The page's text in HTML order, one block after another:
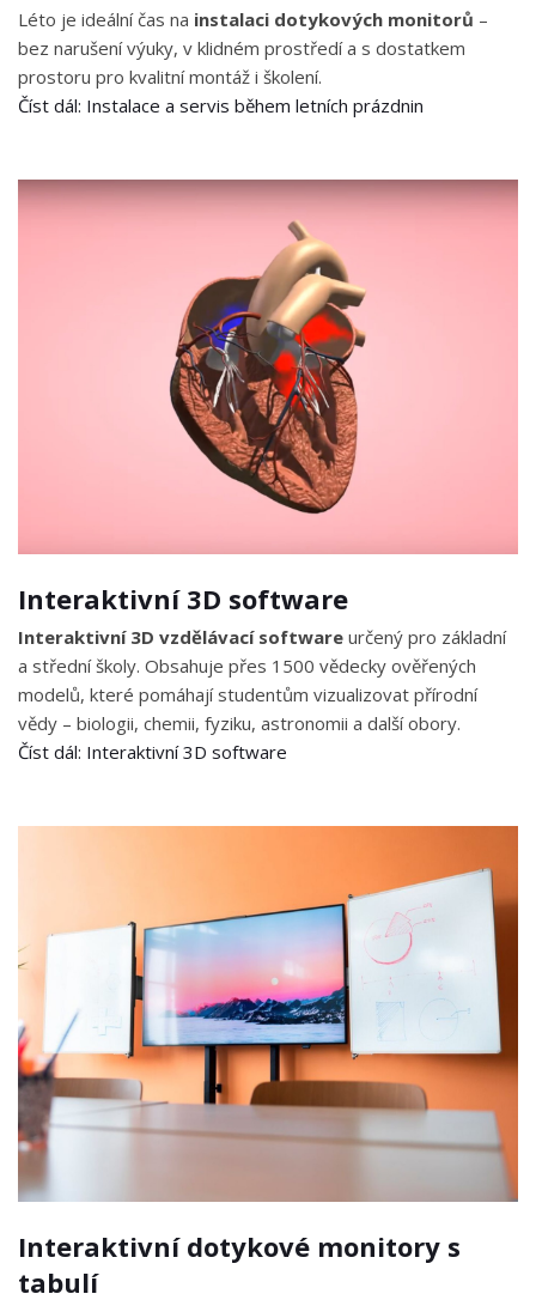
Léto je ideální čas na instalaci dotykových monitorů –
bez narušení výuky, v klidném prostředí a s dostatkem
prostoru pro kvalitní montáž i školení.
Číst dál: Instalace a servis během letních prázdnin
Interaktivní 3D software
Interaktivní 3D vzdělávací software určený pro základní
a střední školy. Obsahuje přes 1500 vědecky ověřených
modelů, které pomáhají studentům vizualizovat přírodní
vědy – biologii, chemii, fyziku, astronomii a další obory.
Číst dál: Interaktivní 3D software
Interaktivní dotykové monitory s
tabulí